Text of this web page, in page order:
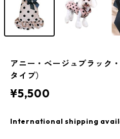
アニー・ベージュブラック
タイプ）
¥5,500
International shipping